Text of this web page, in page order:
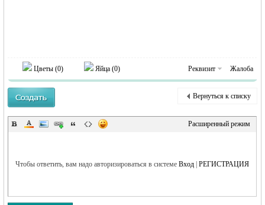
MEINLAND.
Цветы (0) Яйца (0) Реквизит Жалоба
Вернуться к списку
Расширенный режим
Чтобы ответить, вам надо авторизироваться в системеВход |РЕГИСТРАЦИЯ